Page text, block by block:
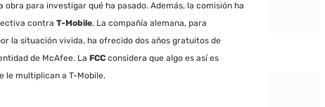
obra para investigar qué ha pasado. Además, la comisión ha
contraT-Mobile. La compañía alemana, para
la situación vivida, ha ofrecido dos años gratuitos de
de McAfee. LaFCC considera que algo es así es
le multiplican a T-Mobile.